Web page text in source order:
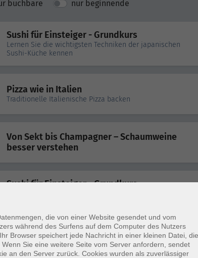
buchbare nur beginnende
Sushi für Einsteiger - Grundkurs
Lernen Sie die wichtigsten Techniken der japanischen
Sushi-Küche kennen
Pizza wie in Italien
Traditionelle Italienische Pizza backen
Von Sekt bis Champagner – Schaumweine
besser verstehen
Sushi für Einsteiger - Grundkurs
Pizza wie in Italien
Traditionelle Italienische Pizza backen
die von einer Website gesendet und vom
während des Surfens auf dem Computer des Nutzers
Browser speichert jede Nachricht in einer kleinen Datei, die
Sie eine weitere Seite vom Server anfordern, sendet
an den Server zurück. Cookies wurden als zuverlässiger